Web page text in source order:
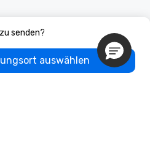
senden?
auswählen